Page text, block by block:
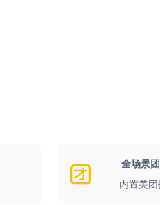
全场景
内置美